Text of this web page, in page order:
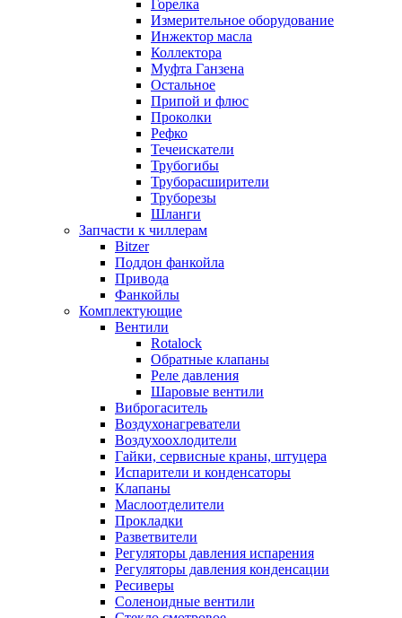
Горелка
Измерительное оборудование
Инжектор масла
Коллектора
Муфта Ганзена
Остальное
Припой и флюс
Проколки
Рефко
Течеискатели
Трубогибы
Труборасширители
Труборезы
Шланги
Запчасти к чиллерам
Bitzer
Поддон фанкойла
Привода
Фанкойлы
Комплектующие
Вентили
Rotalock
Обратные клапаны
Реле давления
Шаровые вентили
Виброгаситель
Воздухонагреватели
Воздухоохлодители
Гайки, сервисные краны, штуцера
Испарители и конденсаторы
Клапаны
Маслоотделители
Прокладки
Разветвители
Регуляторы давления испарения
Регуляторы давления конденсации
Ресиверы
Соленоидные вентили